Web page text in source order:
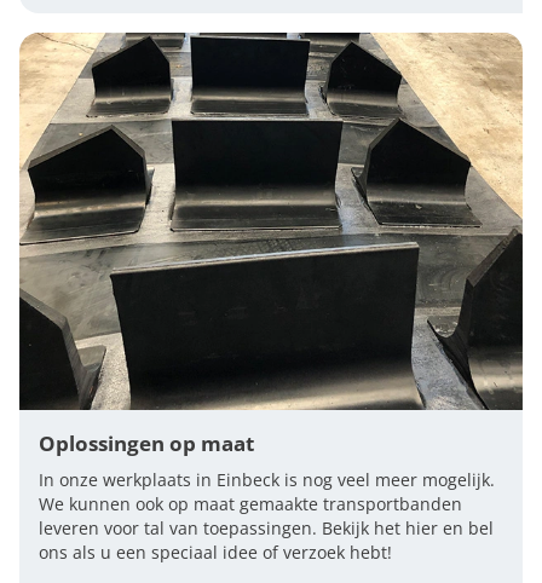
Oplossingen op maat
In onze werkplaats in Einbeck is nog veel meer mogelijk.
We kunnen ook op maat gemaakte transportbanden
leveren voor tal van toepassingen. Bekijk het hier en bel
ons als u een speciaal idee of verzoek hebt!